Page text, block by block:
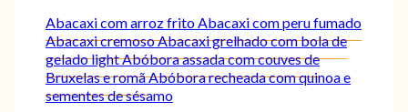
Abacaxi com arroz fritoAbacaxi com peru fumado
Abacaxi cremosoAbacaxi grelhado com bola de
gelado lightAbóbora assada com couves de
Bruxelas e romãAbóbora recheada com quinoa e
sementes de sésamo